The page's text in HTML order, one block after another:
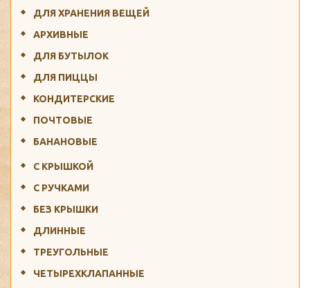
ДЛЯ ХРАНЕНИЯ ВЕЩЕЙ
АРХИВНЫЕ
ДЛЯ БУТЫЛОК
ДЛЯ ПИЦЦЫ
КОНДИТЕРСКИЕ
ПОЧТОВЫЕ
БАНАНОВЫЕ
С КРЫШКОЙ
С РУЧКАМИ
БЕЗ КРЫШКИ
ДЛИННЫЕ
ТРЕУГОЛЬНЫЕ
ЧЕТЫРЕХКЛАПАННЫЕ